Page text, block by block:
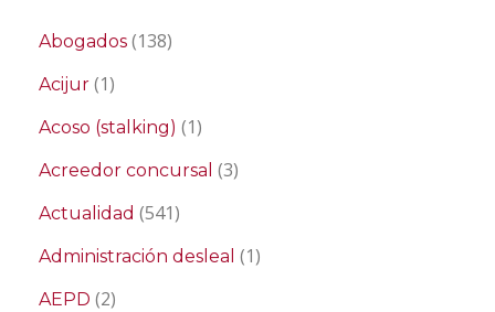
Abogados (138)
Acijur (1)
Acoso (stalking) (1)
Acreedor concursal (3)
Actualidad (541)
Administración desleal (1)
AEPD (2)